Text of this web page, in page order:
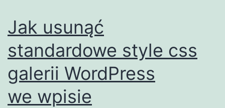
Jak usunąć
standardowe style css
galerii WordPress
we wpisie